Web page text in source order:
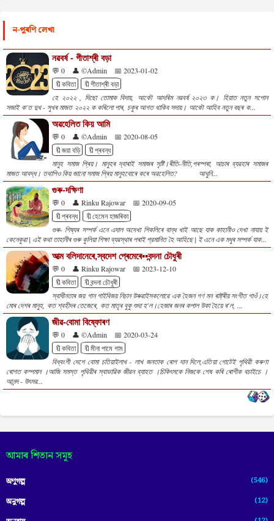
ন-পুৰণি লেখা
নৱবৰ্ষ - গীতাশ্ৰী বড়া
💬 0 👤 ©Admin
📅 2023-01-02
🔖কবিতা
🔖গীতাশ্ৰী বড়া
হে ২০২২ , দিছো তোমাক বিদায়, আকৌ আদৰিম নৱবৰ্ষ ২০২৩ ক। হিয়াত নতুন সপোন
সজাই ক'ত দুখ - সুখৰ মাজত ২০২২ ক কৰিলো পাৰ, চকুৰ আগত থাকিব সদায়। আকৌ আহিব নতুন বছৰ ক...
অৱহেলিত কিয় আমি
💬 0 👤 ©Admin
📅 2020-08-05
🔖জয়া বড়ি
🔖প্ৰবন্ধ
মানুহ সমাজ প্ৰিয়। মানুহৰ দ্বাৰাই সমাজৰ সৃষ্টি।ৰীতি-নীতি,পৰম্পৰা, আচাৰ ব্যৱহাৰ সমাজৰ
মাজত আবদ্ধ। তথাপিও কিয় জানো সমাজ প্ৰিয় মানুহবোৰে কৰে অৱহেলিত? আধুনি...
গুৰু-দক্ষিণা
💬 0 👤 Rinku Rajowar
📅 2020-09-05
🔖প্ৰবন্ধ
🔖হেমেন হাজৰিকা
গুৰু- শিষ্যৰ সম্পৰ্ক এনে এদাল অদেখা শিকলিৰে বান্ধ খাই আছে যাক কাহানীও দেখা নাযায় ই
কেনেকুৱা | এই কথা তাহানীৰ গুৰু কুলিয়া শিক্ষা ব্যৱস্থাৰ পৰাই প্রমানিত হৈ আহিছে | ই এনে এক মধুৰ সম্পৰ্ক যাক...
আত্ম বলিদানেৰে,স্বদেশ প্ৰেমেৰে▪️▪️বন্দনা চৌধুৰী
💬 0 👤 Rinku Rajowar
📅 2023-12-10
🔖কবিতা
🔖বন্দনা চৌধুৰী
স্বাধীনতাৰ জয় গান গাইবিজয় নিচান উৰুৱাইসকলোৱে এক হৈজন গণ মন ৰাষ্ট্ৰীয় সংগীত গাওঁ।হে
মোৰ দেশৰ মানুহ, কত শ্বহীদৰ তেজেৰে, কত মাতৃৰ বুকু শুদা হ'ল।হেজাৰ জনৰ কপাল উকা হৈয়ে ৰ'ল, ...
জীৱ-বােমা বিষ্ফােৰণ
💬 0 👤 ©Admin
📅 2020-03-24
🔖কবিতা
🔖মীনা পামে গাম
বিধ্বংশী দেশে বোমা চতিয়াইলাখ - লাখ জনতাক ৰোগ দান দিলে,এতিয়া গোটেই পৃথিৱী কৰুণা
ৰোগত কম্পমান ।আজি সমস্ত পৃথিৱীৰ স্বাভাৱিক জীৱন ব্যাহত ।চিকিৎসকে নিজকে শেষ কৰি ৰোগীক বচাইচে ।
আনন্দ - উৎসৱ...
আমাৰ শিতান সমূহ
অণুগল্প (546)
অনুগল্প (12)